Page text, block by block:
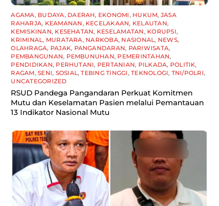
AGAMA, BUDAYA, DAERAH, EKONOMI, HUKUM, JASA
RAHARJA, KEAMANAN, KECELAKAAN, KELAUTAN,
KEMISKINAN, KESEHATAN, KESELAMATAN, KORUPSI,
KRIMINAL, MURATARA, NARKOBA, NASIONAL, NEWS,
OLAHRAGA, PAJAK, PANGANDARAN, PARIWISATA,
PEMBANGUNAN, PEMBUNUHAN, PEMERINTAHAN,
PENDIDIKAN, PERHUTANI, PERTANIAN, PILKADA, POLITIK,
RAGAM,SENI, SOSIAL,TEBING TINGGI,TEKNOLOGI, TNI/POLRI,
UNCATEGORIZED
RSUD Pandega Pangandaran Perkuat Komitmen
Mutu dan Keselamatan Pasien melalui Pemantauan
13 Indikator Nasional Mutu